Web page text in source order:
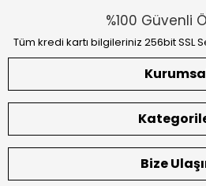
%100 Güvenli
Tüm kredi kartı bilgileriniz 256bit SSL
Bize